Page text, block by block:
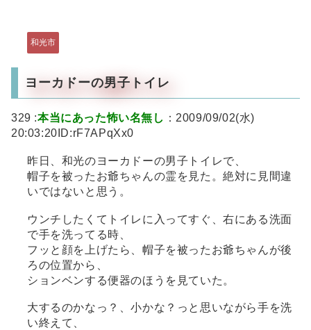
和光市
ヨーカドーの男子トイレ
329 :本当にあった怖い名無し ：2009/09/02(水)
20:03:20ID:rF7APqXx0
昨日、和光のヨーカドーの男子トイレで、
帽子を被ったお爺ちゃんの霊を見た。絶対に見間違
いではないと思う。
ウンチしたくてトイレに入ってすぐ、右にある洗面
で手を洗ってる時、
フッと顔を上げたら、帽子を被ったお爺ちゃんが後
ろの位置から、
ションベンする便器のほうを見ていた。
大するのかなっ？、小かな？っと思いながら手を洗
い終えて、